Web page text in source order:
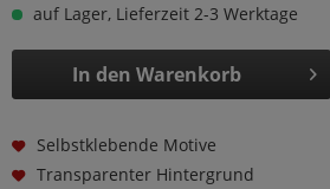
auf Lager, Lieferzeit 2-3 Werktage
In den Warenkorb
Selbstklebende Motive
Transparenter Hintergrund